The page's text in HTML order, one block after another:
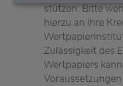
stützen. Bitte
hierzu an Ihre
Zulässigkeit des
Wertpapiers